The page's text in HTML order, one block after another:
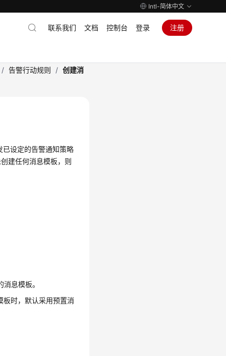
Intl-简体中文
联系我们 文档 控制台 登录 注册
/ 告警行动规则 / 创建消
已设定的告警通知策略
建任何消息模板，则
息模板。
板时，默认采用预置消